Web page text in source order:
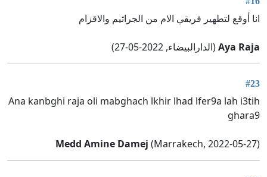
انا أوقع لتطهير فريقي الام من الجراثيم والاقزام
Aya Raja(الدارالبيضاء, 2022-05-27)
#23
Ana kanbghi raja oli mabghach lkhir lhad lfer9a lah i3tih
ghara9
Medd Amine Damej (Marrakech, 2022-05-27)